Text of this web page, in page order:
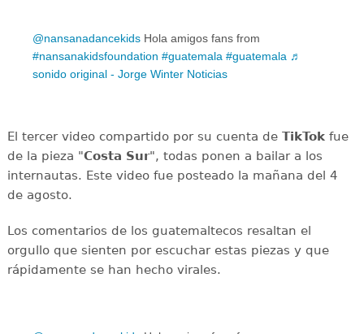
@nansanadancekids Hola amigos fans from
#nansanakidsfoundation #guatemala #guatemala ♬
sonido original - Jorge Winter Noticias
El tercer video compartido por su cuenta de TikTokfue
de la pieza "Costa Sur", todas ponen a bailar a los
internautas. Este video fue posteado la mañana del 4
de agosto.
Los comentarios de los guatemaltecos resaltan el
orgullo que sienten por escuchar estas piezas y que
rápidamente se han hecho virales.